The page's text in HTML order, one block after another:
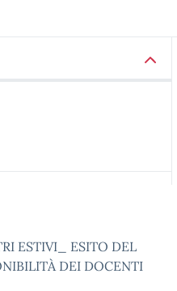
ESTIVI_ ESITO DEL
DEI DOCENTI